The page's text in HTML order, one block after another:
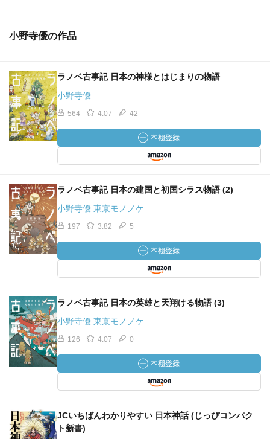
小野寺優の作品
ラノベ古事記 日本の神様とはじまりの物語
小野寺優
564 4.07 42
ラノベ古事記 日本の建国と初国シラス物語 (2)
小野寺優 東京モノノケ
197 3.82 5
ラノベ古事記 日本の英雄と天翔ける物語 (3)
小野寺優 東京モノノケ
126 4.07 0
JCいちばんわかりやすい 日本神話 (じっぴコンパク
ト新書)